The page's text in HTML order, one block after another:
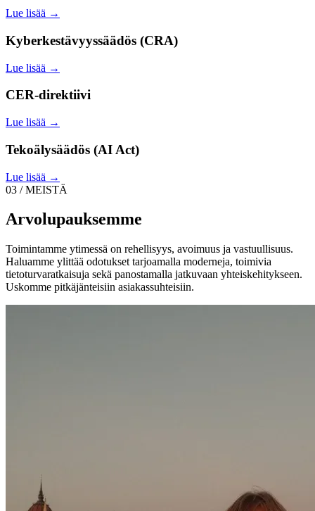
Lue lisää →
Kyberkestävyyssäädös (CRA)
Lue lisää →
CER-direktiivi
Lue lisää →
Tekoälysäädös (AI Act)
Lue lisää →
03 / MEISTÄ
Arvolupauksemme
Toimintamme ytimessä on rehellisyys, avoimuus ja vastuullisuus.
Haluamme ylittää odotukset tarjoamalla moderneja, toimivia
tietoturvaratkaisuja sekä panostamalla jatkuvaan yhteiskehitykseen.
Uskomme pitkäjänteisiin asiakassuhteisiin.